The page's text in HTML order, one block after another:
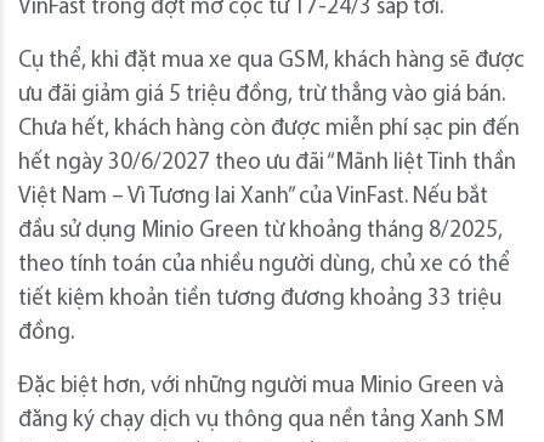
VinFast trong đợt mở cọc từ 17-24/3 sắp tới.
Cụ thể, khi đặt mua xe qua GSM, khách hàng sẽ được
ưu đãi giảm giá 5 triệu đồng, trừ thẳng vào giá bán.
Chưa hết, khách hàng còn được miễn phí sạc pin đến
hết ngày 30/6/2027 theo ưu đãi “Mãnh liệt Tinh thần
Việt Nam – Vì Tương lai Xanh” của VinFast. Nếu bắt
đầu sử dụng Minio Green từ khoảng tháng 8/2025,
theo tính toán của nhiều người dùng, chủ xe có thể
tiết kiệm khoản tiền tương đương khoảng 33 triệu
đồng.
Đặc biệt hơn, với những người mua Minio Green và
đăng ký chạy dịch vụ thông qua nền tảng Xanh SM